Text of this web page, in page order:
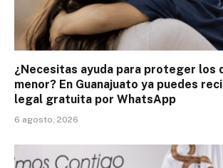
¿Necesitas ayuda para proteger los
menor? En Guanajuato ya puedes
legal gratuita por WhatsApp
6 agosto, 2026